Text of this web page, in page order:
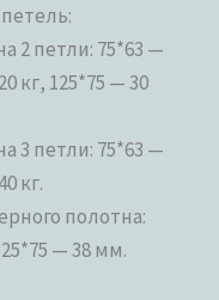
2 петли: 75*63 —
кг, 125*75 — 30
3 петли: 75*63 —
кг.
полотна:
— 38 мм.